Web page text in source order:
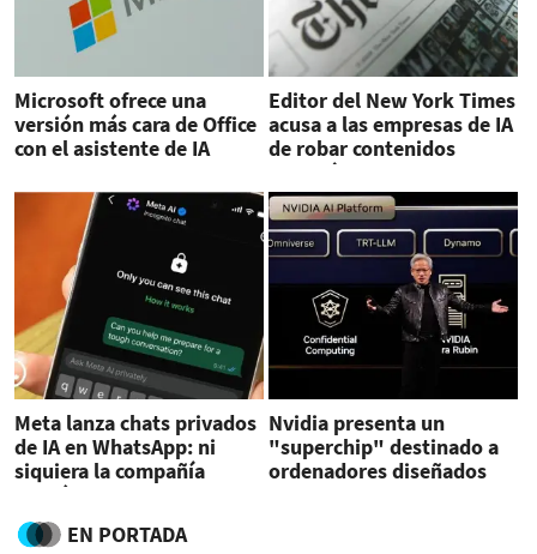
Microsoft ofrece una
versión más cara de Office
con el asistente de IA
Editor del New York Times
acusa a las empresas de IA
de robar contenidos
periodísticos
Meta lanza chats privados
de IA en WhatsApp: ni
siquiera la compañía
podrá leer las
conversaciones
Nvidia presenta un
"superchip" destinado a
ordenadores diseñados
EN PORTADA